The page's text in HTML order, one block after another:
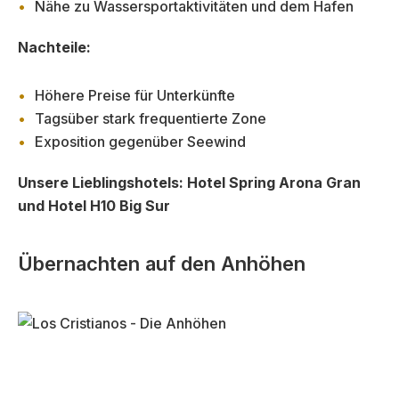
Nähe zu Wassersportaktivitäten und dem Hafen
Nachteile:
Höhere Preise für Unterkünfte
Tagsüber stark frequentierte Zone
Exposition gegenüber Seewind
Unsere Lieblingshotels: Hotel Spring Arona Gran
und Hotel H10 Big Sur
Übernachten auf den Anhöhen